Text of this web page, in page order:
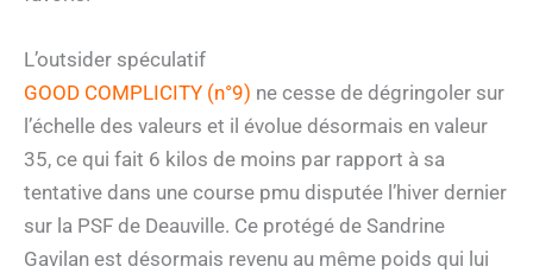
L’outsider spéculatif
GOOD COMPLICITY (n°9) ne cesse de dégringoler sur
l’échelle des valeurs et il évolue désormais en valeur
35, ce qui fait 6 kilos de moins par rapport à sa
tentative dans une course pmu disputée l’hiver dernier
sur la PSF de Deauville. Ce protégé de Sandrine
Gavilan est désormais revenu au même poids qui lui